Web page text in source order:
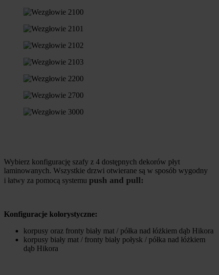
Wybierz konfigurację szafy z 4 dostępnych dekorów płyt
laminowanych. Wszystkie drzwi otwierane są w sposób wygodny
i łatwy za pomocą systemu push and pull:
Konfiguracje kolorystyczne:
korpusy oraz fronty biały mat / półka nad łóżkiem dąb Hikora
korpusy biały mat / fronty biały połysk / półka nad łóżkiem
dąb Hikora